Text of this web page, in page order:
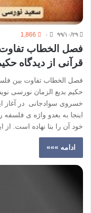
۹۹/۱۰/۲۹ ۰ 1,866
فصل الخطاب
قرآنی از دیدگاه
فصل الخطاب تفاوت بین
حکیم بدیع الزمان نورسی
خسروی سوادجانی در آغاز
اینجا به بعدو واژه ی
خود آن را بنا نهاده است. از
ادامه »»»